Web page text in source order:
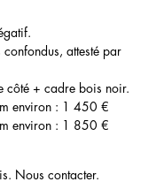
attesté par
côté + cadre bois noir.
environ : 1 450 €
environ : 1 850 €
Nous contacter.